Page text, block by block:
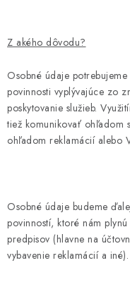
Z akého dôvodu?
Osobné údaje
povinnosti vyplývajúce zo
poskytovanie služieb.
tiež komunikovať ohľadom
ohľadom reklamácií alebo
Osobné údaje budeme
povinností, ktoré nám
predpisov (hlavne na
vybavenie reklamácií a iné).